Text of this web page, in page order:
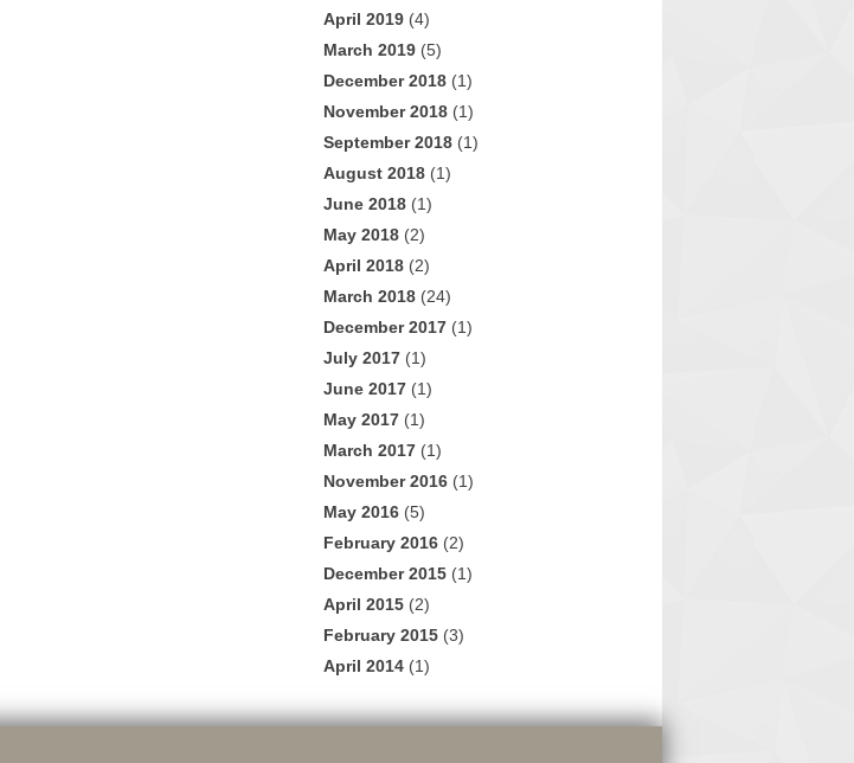
April 2019 (4)
March 2019 (5)
December 2018 (1)
November 2018 (1)
September 2018 (1)
August 2018 (1)
June 2018 (1)
May 2018 (2)
April 2018 (2)
March 2018 (24)
December 2017 (1)
July 2017 (1)
June 2017 (1)
May 2017 (1)
March 2017 (1)
November 2016 (1)
May 2016 (5)
February 2016 (2)
December 2015 (1)
April 2015 (2)
February 2015 (3)
April 2014 (1)